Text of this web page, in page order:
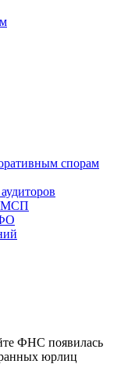
спорам
МСП
ФНС появилась
юрлиц